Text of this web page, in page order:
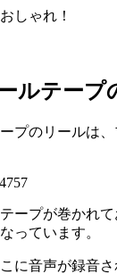
しゃれ！
ルテープ
プのリールは
ープが巻かれ
っています。
に音声が録音